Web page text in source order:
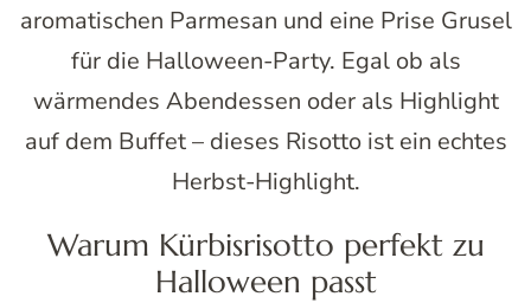
aromatischen Parmesan und eine Prise Grusel
für die Halloween-Party. Egal ob als
wärmendes Abendessen oder als Highlight
auf dem Buffet – dieses Risotto ist ein echtes
Herbst-Highlight.
Warum Kürbisrisotto perfekt zu
Halloween passt